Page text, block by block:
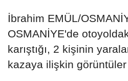
İbrahim EMÜL/
OSMANİYE'de
karıştığı, 2 kişinin
kazaya ilişkin görüntüler